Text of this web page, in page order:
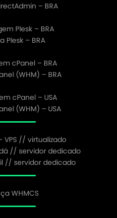
– BRA
Plesk – BRA
Plesk – BRA
cPanel – BRA
(WHM) – BRA
cPanel – USA
(WHM) – USA
VPS // virtualizado
// servidor dedicado
// servidor dedicado
WHMCS